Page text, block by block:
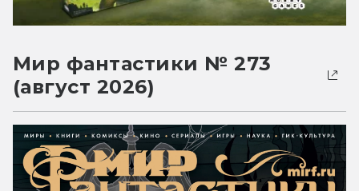
Мир фантастики № 273
(август 2026)